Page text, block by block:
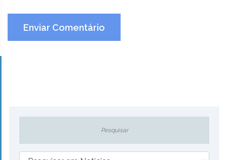
Enviar Comentário